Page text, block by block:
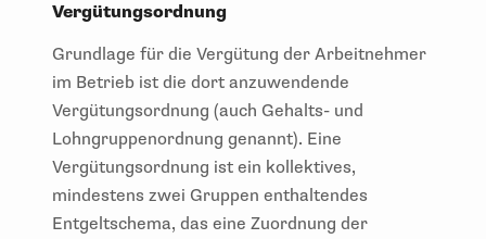
Vergütungsordnung
Grundlage für die Vergütung der Arbeitnehmer
im Betrieb ist die dort anzuwendende
Vergütungsordnung (auch Gehalts- und
Lohngruppenordnung genannt). Eine
Vergütungsordnung ist ein kollektives,
mindestens zwei Gruppen enthaltendes
Entgeltschema, das eine Zuordnung der